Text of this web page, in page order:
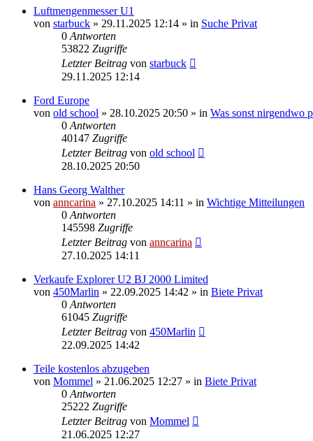
Luftmengenmesser U1
von starbuck » 29.11.2025 12:14 » in Suche Privat
0 Antworten
53822 Zugriffe
Letzter Beitrag von starbuck
29.11.2025 12:14
Ford Europe
von old school » 28.10.2025 20:50 » in Was sonst nirgendwo
0 Antworten
40147 Zugriffe
Letzter Beitrag von old school
28.10.2025 20:50
Hans Georg Walther
von anncarina » 27.10.2025 14:11 » in Wichtige Mitteilungen
0 Antworten
145598 Zugriffe
Letzter Beitrag von anncarina
27.10.2025 14:11
Verkaufe Explorer U2 BJ 2000 Limited
von 450Marlin » 22.09.2025 14:42 » in Biete Privat
0 Antworten
61045 Zugriffe
Letzter Beitrag von 450Marlin
22.09.2025 14:42
Teile kostenlos abzugeben
von Mommel » 21.06.2025 12:27 » in Biete Privat
0 Antworten
25222 Zugriffe
Letzter Beitrag von Mommel
21.06.2025 12:27